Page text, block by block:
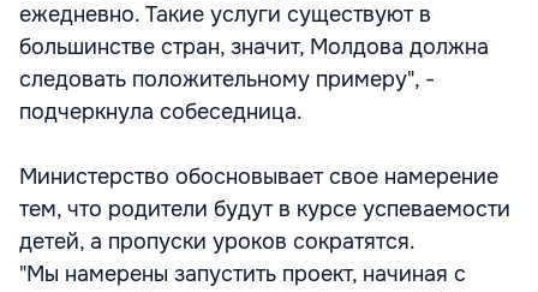
ежедневно. Такие услуги существуют в
большинстве стран, значит, Молдова должна
следовать положительному примеру", -
подчеркнула собеседница.
Министерство обосновывает свое намерение
тем, что родители будут в курсе успеваемости
детей, а пропуски уроков сократятся.
"Мы намерены запустить проект, начиная с